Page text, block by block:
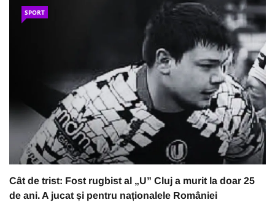
SPORT
Cât de trist: Fost rugbist al „U” Cluj a murit la doar 25
de ani. A jucat și pentru naționalele României